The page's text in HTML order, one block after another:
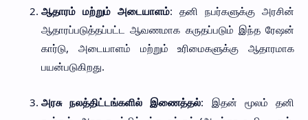
ஆதாரம் மற்றும் அடையாளம்: தனி நபர்களுக்கு அரசின்
ஆதாரப்படுத்தப்பட்ட ஆவணமாக கருதப்படும் இந்த ரேஷன்
கார்டு, அடையாளம் மற்றும் உரிமைகளுக்கு ஆதாரமாக
பயன்படுகிறது.
அரசு நலத்திட்டங்களில் இணைத்தல்: இதன் மூலம் தனி